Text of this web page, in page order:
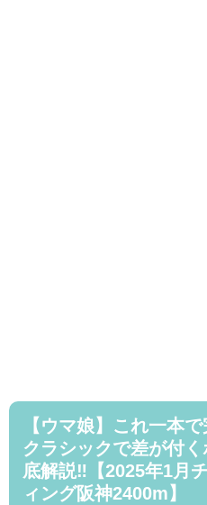
【ウマ娘】これ一本
クラシックで差が付
底解説‼【2025年1月
ィング阪神2400m】